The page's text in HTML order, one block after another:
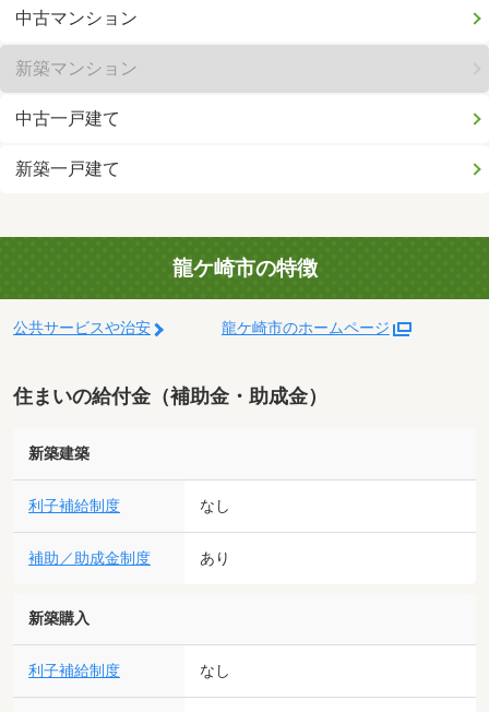
中古マンション
新築マンション
中古一戸建て
新築一戸建て
龍ケ崎市の特徴
公共サービスや治安 龍ケ崎市のホームページ
住まいの給付金（補助金・助成金）
新築建築
利子補給制度 なし
補助／助成金制度 あり
新築購入
利子補給制度 なし